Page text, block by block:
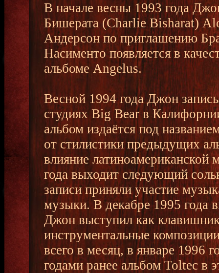
В начале весны 1993 года
Бишерата (Charlie Bisharat)
Андерсон по приглашению
Насименто появляется в
альбоме Angelus.
Весной 1994 года Джон
студиях Big Bear в
альбом издаётся под
от стилистики предыдущих
влияние
года выходит следующий
записи приняли участие
музыки. В декабре 1995 года
Джон выступил как
инструментальные
всего в месяц, в январе 1996
годами ранее альбом Toltec в